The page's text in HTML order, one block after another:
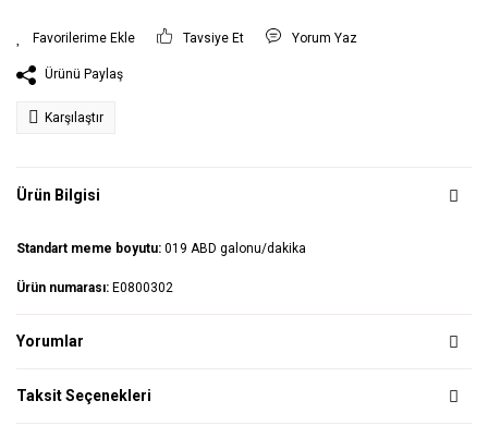
Tavsiye Et Yorum Yaz
Ürünü Paylaş
Karşılaştır
Ürün Bilgisi
Standart meme boyutu: 019 ABD galonu/dakika
Ürün numarası: E0800302
Yorumlar
Taksit Seçenekleri